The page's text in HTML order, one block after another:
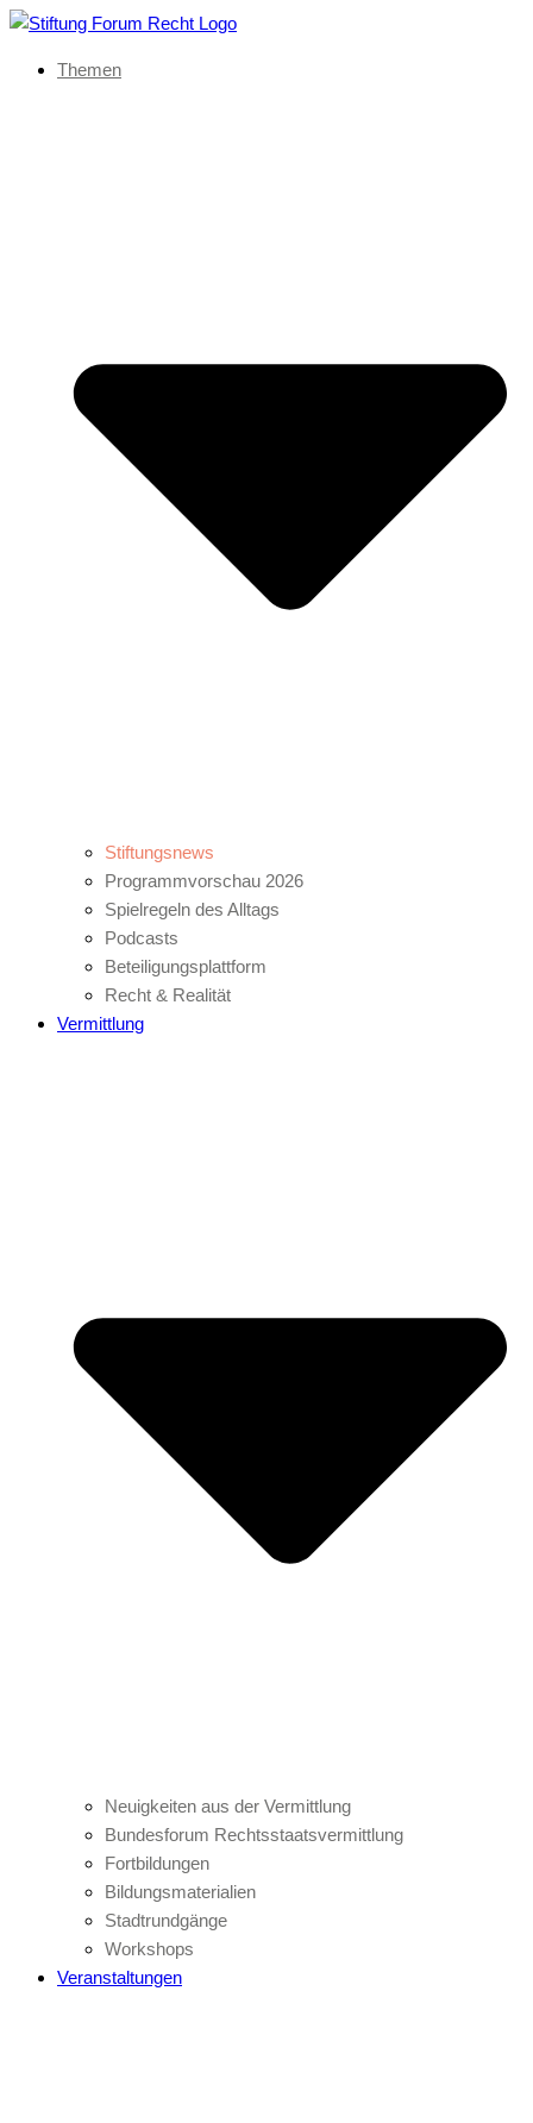
Themen
Stiftungsnews
Programmvorschau 2026
Spielregeln des Alltags
Podcasts
Beteiligungsplattform
Recht & Realität
Vermittlung
Neuigkeiten aus der Vermittlung
Bundesforum Rechtsstaatsvermittlung
Fortbildungen
Bildungsmaterialien
Stadtrundgänge
Workshops
Veranstaltungen